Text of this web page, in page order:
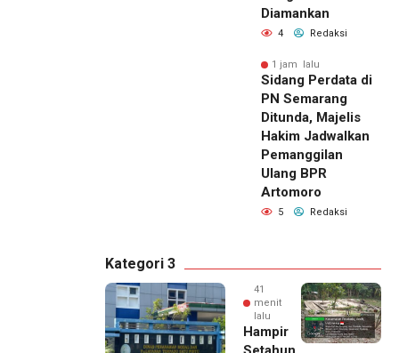
Diamankan
4 Redaksi
1 jam lalu
Sidang Perdata di
PN Semarang
Ditunda, Majelis
Hakim Jadwalkan
Pemanggilan
Ulang BPR
Artomoro
5 Redaksi
Kategori 3
41
menit
lalu
Hampir